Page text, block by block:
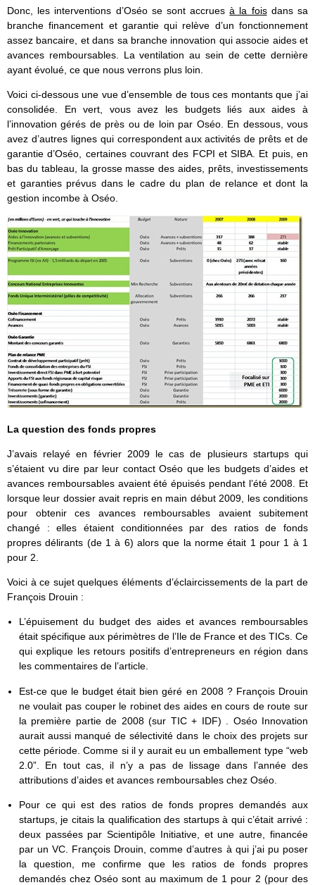
Donc, les interventions d’Oséo se sont accruesà la foisdans sa
branche financement et garantie qui relève d’un fonctionnement
assez bancaire, et dans sa branche innovation qui associe aides et
avances remboursables. La ventilation au sein de cette dernière
ayant évolué, ce que nous verrons plus loin.
Voici ci-dessous une vue d’ensemble de tous ces montants que j’ai
consolidée. En vert, vous avez les budgets liés aux aides à
l’innovation gérés de près ou de loin par Oséo. En dessous, vous
avez d’autres lignes qui correspondent aux activités de prêts et de
garantie d’Oséo, certaines couvrant des FCPI et SIBA. Et puis, en
bas du tableau, la grosse masse des aides, prêts, investissements
et garanties prévus dans le cadre du plan de relance et dont la
gestion incombe à Oséo.
La question des fonds propres
J’avais relayé en février 2009 le cas de plusieurs startups qui
s’étaient vu dire par leur contact Oséo que les budgets d’aides et
avances remboursables avaient été épuisés pendant l’été 2008. Et
lorsque leur dossier avait repris en main début 2009, les conditions
pour obtenir ces avances remboursables avaient subitement
changé : elles étaient conditionnées par des ratios de fonds
propres délirants (de 1 à 6) alors que la norme était 1 pour 1 à 1
pour 2.
Voici à ce sujet quelques éléments d’éclaircissements de la part de
François Drouin :
L’épuisement du budget des aides et avances remboursables
était spécifique aux périmètres de l’Ile de France et des TICs. Ce
qui explique les retours positifs d’entrepreneurs en région dans
les commentaires de l’article.
Est-ce que le budget était bien géré en 2008 ? François Drouin
ne voulait pas couper le robinet des aides en cours de route sur
la première partie de 2008 (sur TIC + IDF) . Oséo Innovation
aurait aussi manqué de sélectivité dans le choix des projets sur
cette période. Comme si il y aurait eu un emballement type “web
2.0”. En tout cas, il n’y a pas de lissage dans l’année des
attributions d’aides et avances remboursables chez Oséo.
Pour ce qui est des ratios de fonds propres demandés aux
startups, je citais la qualification des startups à qui c’était arrivé :
deux passées par Scientipôle Initiative, et une autre, financée
par un VC. François Drouin, comme d’autres à qui j’ai pu poser
la question, me confirme que les ratios de fonds propres
demandés chez Oséo sont au maximum de 1 pour 2 (pour des